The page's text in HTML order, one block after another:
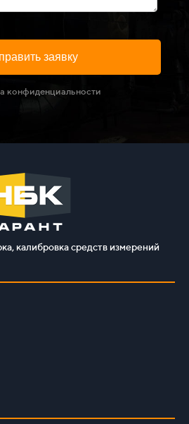
заявку
конфиденциальности
калибровка средств измерений